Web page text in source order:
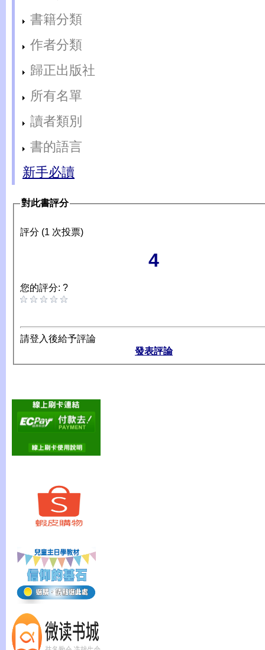
書籍分類
作者分類
歸正出版社
所有名單
讀者類別
書的語言
新手必讀
對此書評分
評分 (1 次投票)
4
您的評分: ?
請登入後給予評論
發表評論